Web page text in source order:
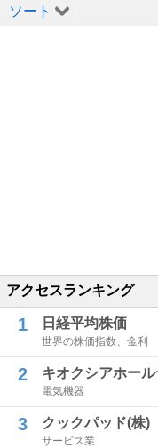
ソート
アクセスランキング
1 日経平均株価
世界の株価指数、金利
2 キオクシアホー
電気機器
3 クックパッド(株)
サービス業